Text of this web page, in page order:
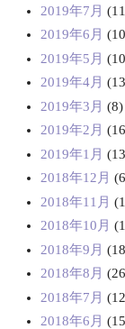
2019年7月
2019年6月
2019年5月
2019年4月
2019年3月 (8)
2019年2月
2019年1月
2018年12月
2018年11月
2018年10月
2018年9月
2018年8月
2018年7月
2018年6月